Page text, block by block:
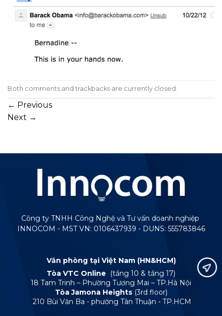
Both comments and trackbacks are currently closed.
← Previous
Next →
Công ty TNHH Công Nghệ và Tư vấn doanh nghiệp
INNOCOM - MST VN: 0106437939 - DUNS: 555783846
Văn phòng tại Việt Nam (HN&HCM)
Tòa VTC Online
(tầng 10 & tầng 17)
18 Tam Trinh – Phường Tương Mai – TP.Hà Nội
Tòa Jamona Heights (3rd floor)
210 Bùi Văn Ba - phường Tân Thuận - TP.HCM